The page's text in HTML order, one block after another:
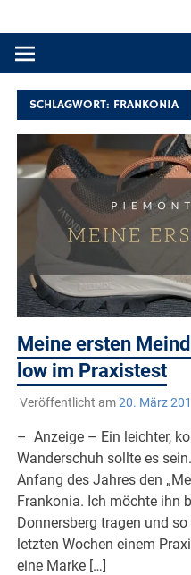
Produkttests und
SCHLAGWORT: FRANKONIA
Meine ersten
low im Praxistest
Veröffentlicht am20. März
– Anzeige – Ein leichter,
Wanderschuh sollte es
Anfang des Jahres den
Frankonia. Ich möchte ihn
Donnersberg tragen und
letzten Wochen einem
eine Marke […]